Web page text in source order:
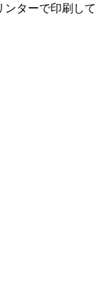
ンターで印刷して